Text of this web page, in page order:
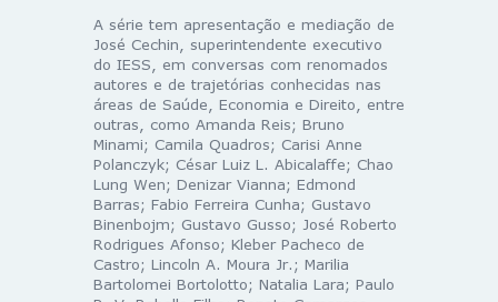
A série tem apresentação e mediação de
José Cechin, superintendente executivo
do IESS, em conversas com renomados
autores e de trajetórias conhecidas nas
áreas de Saúde, Economia e Direito, entre
outras, como Amanda Reis; Bruno
Minami; Camila Quadros; Carisi Anne
Polanczyk; César Luiz L. Abicalaffe; Chao
Lung Wen; Denizar Vianna; Edmond
Barras; Fabio Ferreira Cunha; Gustavo
Binenbojm; Gustavo Gusso; José Roberto
Rodrigues Afonso; Kleber Pacheco de
Castro; Lincoln A. Moura Jr.; Marilia
Bartolomei Bortolotto; Natalia Lara; Paulo